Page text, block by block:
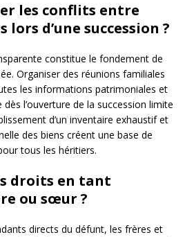
les conflits entre
d’une succession ?
constitue le fondement de
Organiser des réunions familiales
les informations patrimoniales et
l’ouverture de la succession limite
d’un inventaire exhaustif et
des biens créent une base de
tous les héritiers.
droits en tant
ou sœur ?
directs du défunt, les frères et